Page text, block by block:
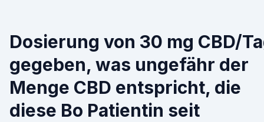
Dosierung von 30 mg CBD/
gegeben, was ungefähr der
Menge CBD entspricht, die
diese Bo Patientin seit